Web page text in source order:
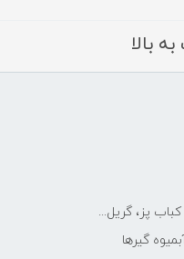
بالا
پز، گریل...
گیرها